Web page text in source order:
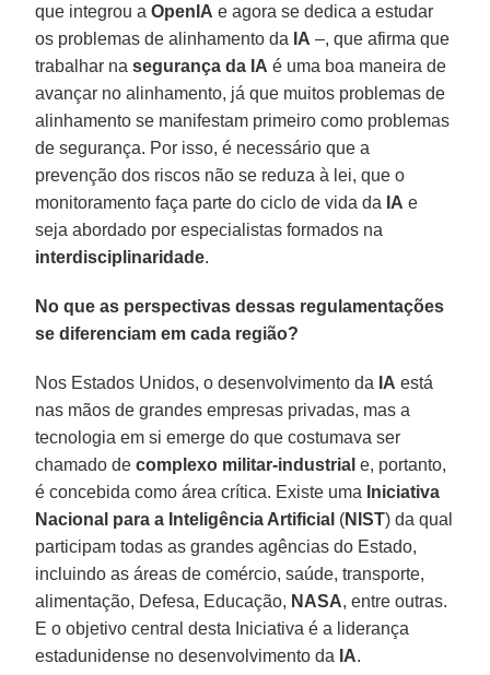
que integrou aOpenIA e agora se dedica a estudar
os problemas de alinhamento da IA –, que afirma que
trabalhar nasegurança da IA é uma boa maneira de
avançar no alinhamento, já que muitos problemas de
alinhamento se manifestam primeiro como problemas
de segurança. Por isso, é necessário que a
prevenção dos riscos não se reduza à lei, que o
monitoramento faça parte do ciclo de vida da IA e
seja abordado por especialistas formados na
interdisciplinaridade.
No que as perspectivas dessas regulamentações
se diferenciam em cada região?
Nos Estados Unidos, o desenvolvimento da IA está
nas mãos de grandes empresas privadas, mas a
tecnologia em si emerge do que costumava ser
chamado decomplexo militar-industrial e, portanto,
é concebida como área crítica. Existe uma Iniciativa
Nacional para a Inteligência Artificial (NIST) da qual
participam todas as grandes agências do Estado,
incluindo as áreas de comércio, saúde, transporte,
alimentação, Defesa, Educação, NASA, entre outras.
E o objetivo central desta Iniciativa é a liderança
estadunidense no desenvolvimento da IA.